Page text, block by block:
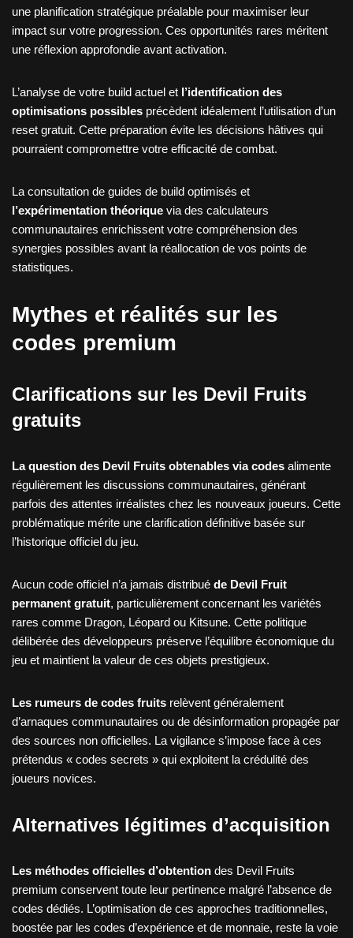
une planification stratégique préalable pour maximiser leur
impact sur votre progression. Ces opportunités rares méritent
une réflexion approfondie avant activation.
L’analyse de votre build actuel et l’identification des
optimisations possibles précèdent idéalement l’utilisation d’un
reset gratuit. Cette préparation évite les décisions hâtives qui
pourraient compromettre votre efficacité de combat.
La consultation de guides de build optimisés et
l’expérimentation théorique via des calculateurs
communautaires enrichissent votre compréhension des
synergies possibles avant la réallocation de vos points de
statistiques.
Mythes et réalités sur les
codes premium
Clarifications sur les Devil Fruits
gratuits
La question des Devil Fruits obtenables via codes alimente
régulièrement les discussions communautaires, générant
parfois des attentes irréalistes chez les nouveaux joueurs. Cette
problématique mérite une clarification définitive basée sur
l’historique officiel du jeu.
Aucun code officiel n’a jamais distribué de Devil Fruit
permanent gratuit, particulièrement concernant les variétés
rares comme Dragon, Léopard ou Kitsune. Cette politique
délibérée des développeurs préserve l’équilibre économique du
jeu et maintient la valeur de ces objets prestigieux.
Les rumeurs de codes fruits relèvent généralement
d’arnaques communautaires ou de désinformation propagée par
des sources non officielles. La vigilance s’impose face à ces
prétendus « codes secrets » qui exploitent la crédulité des
joueurs novices.
Alternatives légitimes d’acquisition
Les méthodes officielles d’obtention des Devil Fruits
premium conservent toute leur pertinence malgré l’absence de
codes dédiés. L’optimisation de ces approches traditionnelles,
boostée par les codes d’expérience et de monnaie, reste la voie